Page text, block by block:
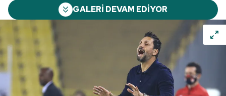
GALERİ DEVAM EDİYOR